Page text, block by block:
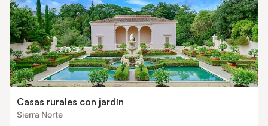
Casas rurales con jardín
Sierra Norte